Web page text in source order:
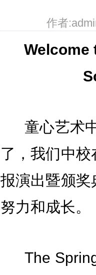
作者
Welcome
童心艺术
了，我们中
报演出暨颁奖
努力和成长。
The